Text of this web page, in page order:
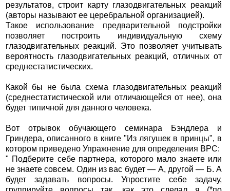
результатов, строит карту глазодвигательных реакций
(авторы называют ее церебральной организацией).
Такое использование предварительной подстройки
позволяет построить индивидуальную схему
глазодвигательных реакций. Это позволяет учитывать
вероятность глазодвигательных реакций, отличных от
среднестатистических.
Какой бы не была схема глазодвигательных реакций
(среднестатистической или отличающейся от нее), она
будет типичной для данного человека.
Вот отрывок обучающего семинара Бэндлера и
Гриндера, описанного в книге "Из лягушек в принцы", в
котором приведено Упражнение для определения ВРС:
" Подберите себе партнера, которого мало знаете или
не знаете совсем. Один из вас будет — А, другой — Б. А
будет задавать вопросы. Упростите себе задачу,